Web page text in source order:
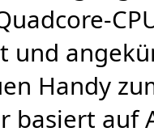
und
Handy
basiert auf